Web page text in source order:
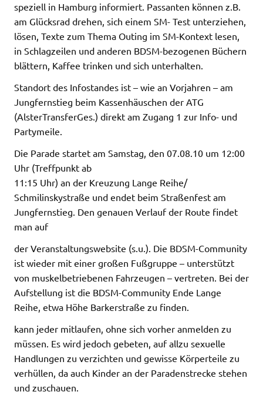
speziell in Hamburg informiert. Passanten können z.B.
am Glücksrad drehen, sich einem SM- Test unterziehen,
lösen, Texte zum Thema Outing im SM-Kontext lesen,
in Schlagzeilen und anderen BDSM-bezogenen Büchern
blättern, Kaffee trinken und sich unterhalten.
Standort des Infostandes ist – wie an Vorjahren – am
Jungfernstieg beim Kassenhäuschen der ATG
(AlsterTransferGes.) direkt am Zugang 1 zur Info- und
Partymeile.
Die Parade startet am Samstag, den 07.08.10 um 12:00
Uhr (Treffpunkt ab
11:15 Uhr) an der Kreuzung Lange Reihe/
Schmilinskystraße und endet beim Straßenfest am
Jungfernstieg. Den genauen Verlauf der Route findet
man auf
der Veranstaltungswebsite (s.u.). Die BDSM-Community
ist wieder mit einer großen Fußgruppe – unterstützt
von muskelbetriebenen Fahrzeugen – vertreten. Bei der
Aufstellung ist die BDSM-Community Ende Lange
Reihe, etwa Höhe Barkerstraße zu finden.
kann jeder mitlaufen, ohne sich vorher anmelden zu
müssen. Es wird jedoch gebeten, auf allzu sexuelle
Handlungen zu verzichten und gewisse Körperteile zu
verhüllen, da auch Kinder an der Paradenstrecke stehen
und zuschauen.